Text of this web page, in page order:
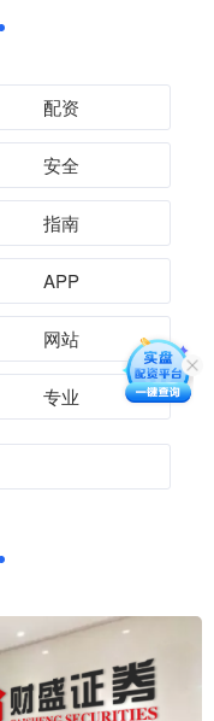
配资
安全
指南
APP
网站
专业